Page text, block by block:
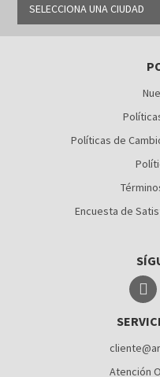
SELECCIONA UNA CIUDAD
BARRANQUILLA
Políticas de
Encuesta de
Atención